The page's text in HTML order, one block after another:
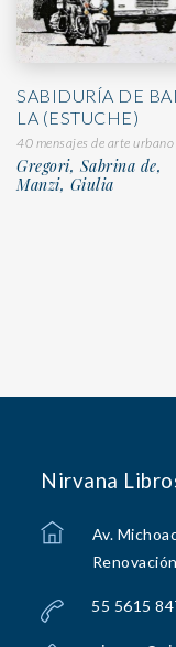
SABIDURÍA DE
LA (ESTUCHE)
40 mensajes de arte urbano
Gregori, Sabrina de,
Manzi, Giulia
Nirvana
Av.
55 5615